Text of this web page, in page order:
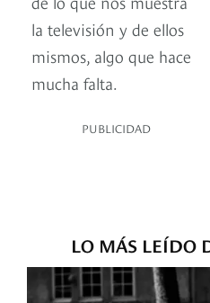
la televisión y de ellos
mismos, algo que hace
mucha falta.
PUBLICIDAD
LO MÁS LEÍDO